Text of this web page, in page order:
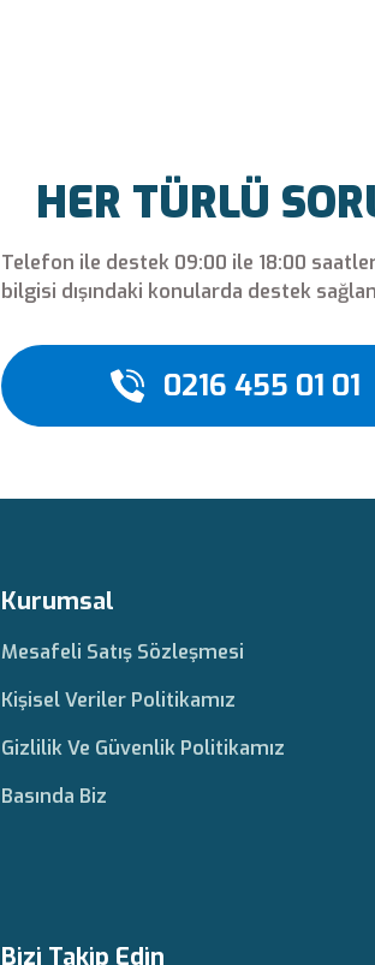
HER TÜRLÜ
Telefon ile destek 09:00 ile 18:00
bilgisi dışındaki konularda destek
0216 455 01 01
Kurumsal
Mesafeli Satış Sözleşmesi
Kişisel Veriler Politikamız
Gizlilik Ve Güvenlik Politikamız
Basında Biz
Bizi Takip Edin